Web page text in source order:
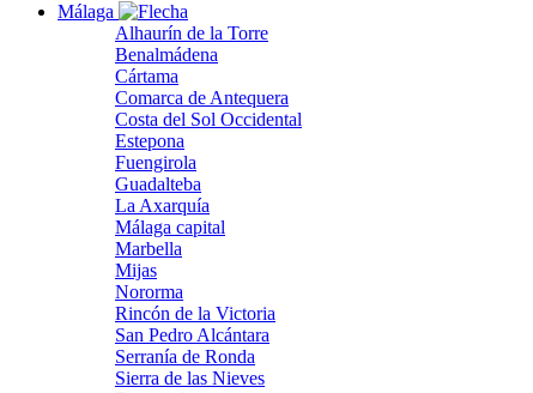
Málaga
Alhaurín de la Torre
Benalmádena
Cártama
Comarca de Antequera
Costa del Sol Occidental
Estepona
Fuengirola
Guadalteba
La Axarquía
Málaga capital
Marbella
Mijas
Nororma
Rincón de la Victoria
San Pedro Alcántara
Serranía de Ronda
Sierra de las Nieves